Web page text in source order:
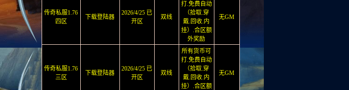
传奇私服1.76
四区
下载登陆器
2026/4/25 已
开区
双线
打.免费自动
（拾取.穿
戴.回收.内
挂）.合区额
外奖励
无GM
传奇私服1.76
三区
下载登陆器
2026/4/25 已
开区
双线
所有货币可
打.免费自动
（拾取.穿
戴.回收.内
挂）.合区额
无GM